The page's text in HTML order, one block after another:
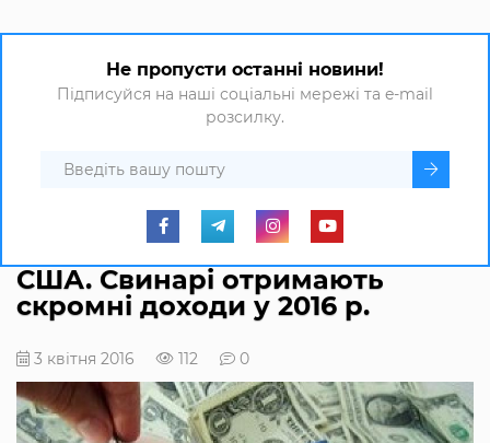
Не пропусти останні новини!
Підписуйся на наші соціальні мережі та e-mail
розсилку.
США. Свинарі отримають
скромні доходи у 2016 р.
3 квітня 2016 112 0